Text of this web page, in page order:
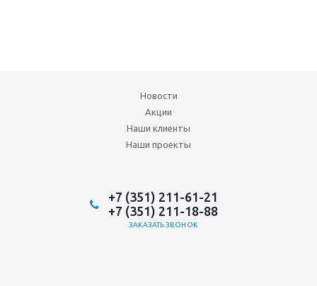
Новости
Акции
Наши клиенты
Наши проекты
+7 (351) 211-61-21
+7 (351) 211-18-88
ЗАКАЗАТЬ ЗВОНОК